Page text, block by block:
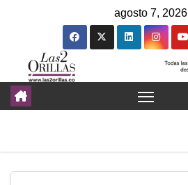
agosto 7, 2026